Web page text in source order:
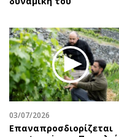
03/07/2026
Επαναπροσδιορίζεται